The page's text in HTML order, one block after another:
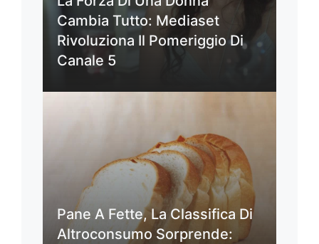
Cambia Tutto: Mediaset
Rivoluziona Il Pomeriggio Di
Canale 5
Pane A Fette, La Classifica Di
Altroconsumo Sorprende: